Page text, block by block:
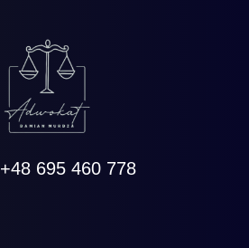
+48 695 460 778